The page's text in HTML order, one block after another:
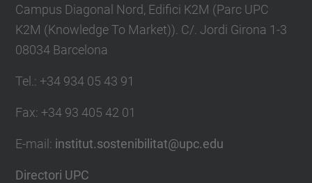
Campus Diagonal Nord, Edifici K2M (Parc UPC
K2M (Knowledge To Market)). C/. Jordi Girona 1-3
08034 Barcelona
Tel. : +34 934 05 43 91
Fax: +34 93 405 42 01
E-mail : institut.sostenibilitat@upc.edu
Directori UPC